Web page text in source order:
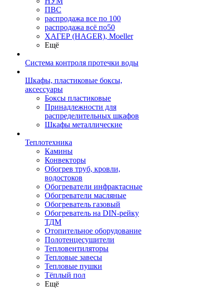
ПВС
распродажа все по 100
распродажа всё по50
ХАГЕР (HAGER), Moeller
Ещё
Система контроля протечки воды
Шкафы, пластиковые боксы,
аксессуары
Боксы пластиковые
Принадлежности для
распределительных шкафов
Шкафы металлические
Теплотехника
Камины
Конвекторы
Обогрев труб, кровли,
водостоков
Обогреватели инфрактасные
Обогреватели масляные
Обогреватель газовый
Обогреватель на DIN-рейку
ТДМ
Отопительное оборудование
Полотенцесушители
Тепловентиляторы
Тепловые завесы
Тепловые пушки
Тёплый пол
Ещё